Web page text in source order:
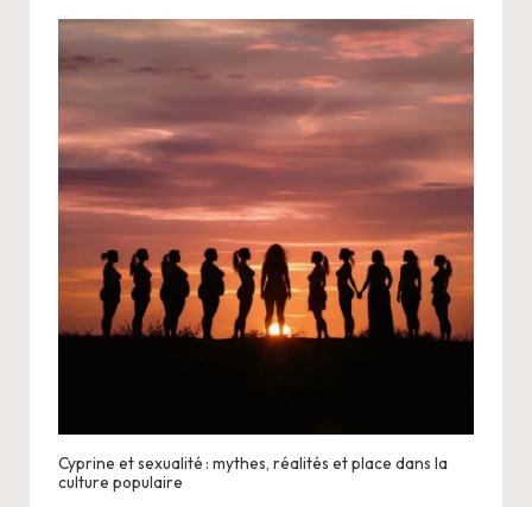
Cyprine et sexualité : mythes, réalités et place dans la
culture populaire